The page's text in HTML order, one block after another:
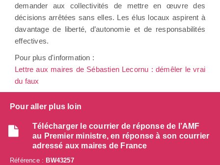
demander aux collectivités de mettre en œuvre des
décisions arrêtées sans elles. Les élus locaux aspirent à
davantage de liberté, d’autonomie et de responsabilités
effectives.
Pour plus d'information :
Lettre aux maires de Sébastien Lecornu : démêler le vrai
du faux
Pour aller plus loin
Télécharger le courrier de réponse de l’AMF
au Premier ministre, en réponse à son courrier
adressé aux maires de France
Référence : BW43257